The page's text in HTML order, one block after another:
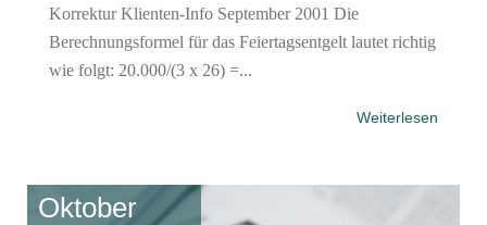
Korrektur Klienten-Info September 2001 Die
Berechnungsformel für das Feiertagsentgelt lautet richtig
wie folgt: 20.000/(3 x 26) =...
Weiterlesen
Oktober